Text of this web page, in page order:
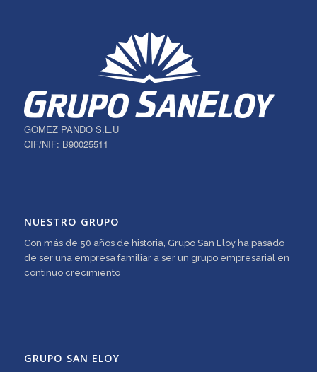
GOMEZ PANDO S.L.U
CIF/NIF: B90025511
NUESTRO GRUPO
Con más de 50 años de historia, Grupo San Eloy ha pasado
de ser una empresa familiar a ser un grupo empresarial en
continuo crecimiento
GRUPO SAN ELOY